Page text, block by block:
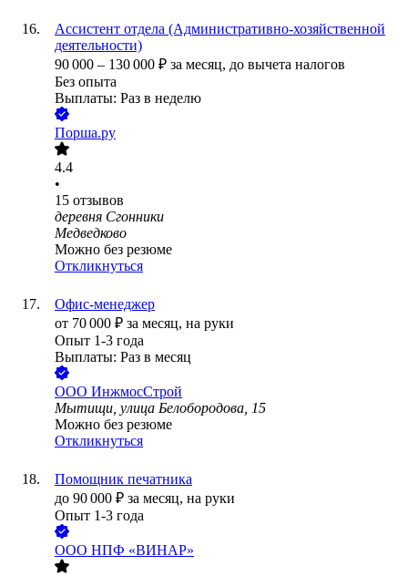
Ассистент отдела (Административно-хозяйственной
деятельности)
90 000 – 130 000 ₽ за месяц, до вычета налогов
Без опыта
Выплаты: Раз в неделю
Порша.ру
4.4
•
15 отзывов
деревня Сгонники
Медведково
Можно без резюме
Откликнуться
Офис-менеджер
от 70 000 ₽ за месяц, на руки
Опыт 1-3 года
Выплаты: Раз в месяц
ООО ИнжмосСтрой
Мытищи, улица Белобородова, 15
Можно без резюме
Откликнуться
Помощник печатника
до 90 000 ₽ за месяц, на руки
Опыт 1-3 года
ООО НПФ «ВИНАР»